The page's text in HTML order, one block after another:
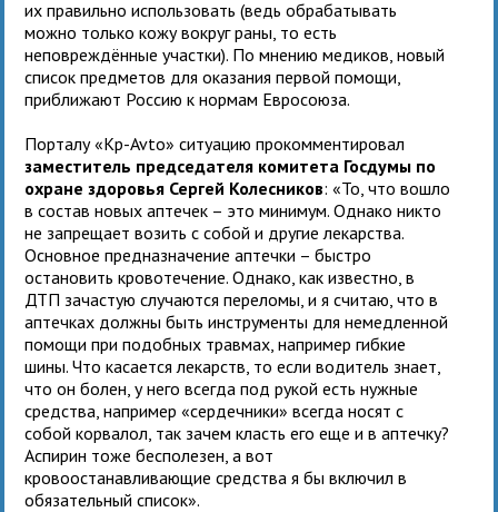
их правильно использовать (ведь обрабатывать
можно только кожу вокруг раны, то есть
неповреждённые участки). По мнению медиков, новый
список предметов для оказания первой помощи,
приближают Россию к нормам Евросоюза.
Порталу «Kр-Avto» ситуацию прокомментировал
заместитель председателя комитета Госдумы по
охране здоровья Сергей Колесников: «То, что вошло
в состав новых аптечек – это минимум. Однако никто
не запрещает возить с собой и другие лекарства.
Основное предназначение аптечки – быстро
остановить кровотечение. Однако, как известно, в
ДТП зачастую случаются переломы, и я считаю, что в
аптечках должны быть инструменты для немедленной
помощи при подобных травмах, например гибкие
шины. Что касается лекарств, то если водитель знает,
что он болен, у него всегда под рукой есть нужные
средства, например «сердечники» всегда носят с
собой корвалол, так зачем класть его еще и в аптечку?
Аспирин тоже бесполезен, а вот
кровоостанавливающие средства я бы включил в
обязательный список».